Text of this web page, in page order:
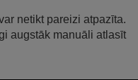
netikt pareizi atpazīta.
augstāk manuāli atlasīt